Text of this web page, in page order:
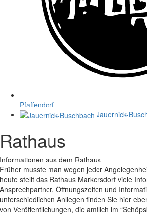
Pfaffendorf
Jauernick-
Rathaus
Informationen aus dem Rathaus
Früher musste man wegen jeder
heute stellt das Rathaus Markersdorf viele
Ansprechpartner, Öffnungszeiten und
unterschiedlichen Anliegen finden Sie hier
von Veröffentlichungen, die amtlich im